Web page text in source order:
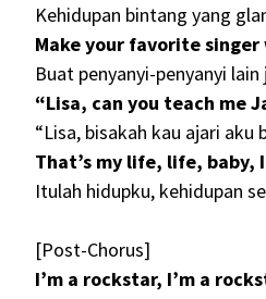
Kehidupan bintang yang
Make your favorite
Buat penyanyi-penyanyi
“Lisa, can you teach me
“Lisa, bisakah kau ajari aku
That’s my life, life, baby,
Itulah hidupku, kehidupan
[Post-Chorus]
I’m a rockstar, I’m a